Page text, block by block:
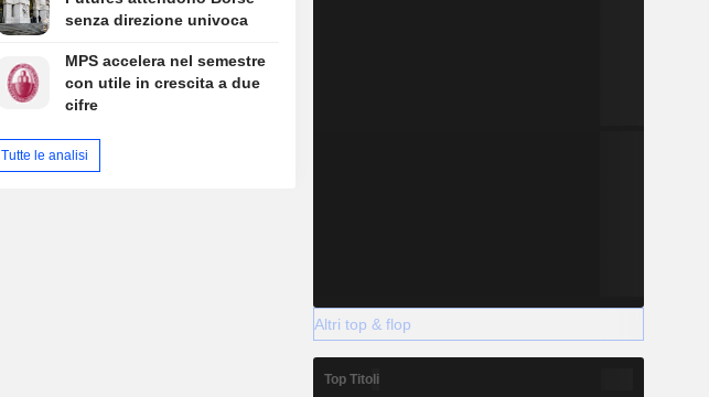
senza direzione univoca
MPS accelera nel semestre
con utile in crescita a due
cifre
Tutte le analisi
Altri top & flop
Top Titoli